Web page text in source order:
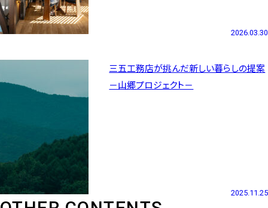
2026.03.30
三五工務店が挑んだ新しい暮らしの提案
－山郷プロジェクト－
2025.11.25